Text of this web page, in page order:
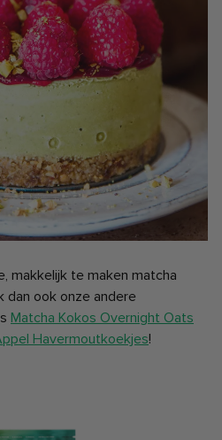
makkelijk te maken matcha
dan ook onze andere
Matcha Kokos Overnight Oats
Havermoutkoekjes!